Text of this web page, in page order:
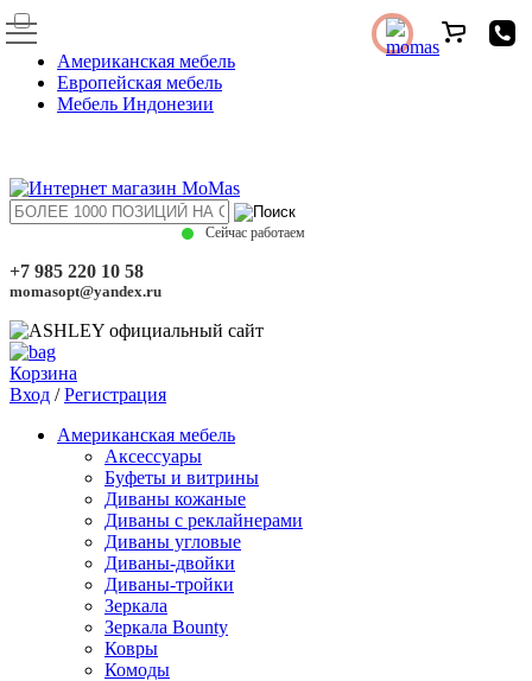
Американская мебель
Европейская мебель
Мебель Индонезии
Сейчас работаем
+7 985 220 10 58
momasopt@yandex.ru
Корзина
Вход /Регистрация
Американская мебель
Аксессуары
Буфеты и витрины
Диваны кожаные
Диваны с реклайнерами
Диваны угловые
Диваны-двойки
Диваны-тройки
Зеркала
Зеркала Bounty
Ковры
Комоды